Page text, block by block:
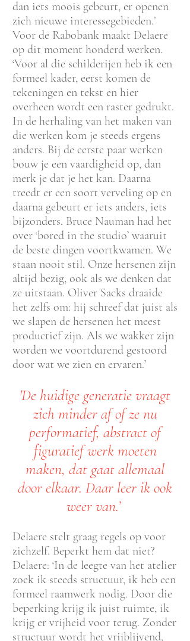
dan iets moois gebeurt, er openen
zich nieuwe interessegebieden.’
Voor de Rabobank maakt Delaere
op dit moment honderd werken.
‘Voor al die schilderijen heb ik een
formeel kader, eerst komen de
tekeningen en tekst en hier
overheen wordt een raster gedrukt.
In de herhaling van het maken van
die werken kom je steeds ergens
anders. Bij de eerste paar werken
bouw je een vaardigheid op, dan
merk je dat je het kan. Daarna
treedt er een soort verveling op en
daarna gebeurt er iets anders, iets
bijzonders. Bruce Nauman had het
over ‘bored in the studio’ waaruit
de beste dingen voortkwamen. We
staan nooit stil. Onze hersenen zijn
altijd bezig, ook als we denken dat
ze uitstaan. Oliver Sacks draaide
het zelfs om: hij schreef dat juist als
we slapen de hersenen het meest
productief zijn. Als we wakker zijn
worden we voortdurend gestoord
door wat we zien en ervaren.’
'De huidige generatie vraagt
zich minder af of ze nu
performatief, abstract of
figuratief werk moeten
maken, dat gaat allemaal
door elkaar. Daar leer ik ook
weer van.’
Delaere stelt graag regels op voor
zichzelf. Beperkt hem dat niet?
Delaere: ‘In de leegte van het atelier
zoek ik steeds structuur, ik heb een
formeel raamwerk nodig. Door die
beperking krijg ik juist ruimte, ik
krijg er vrijheid voor terug. Zonder
structuur wordt het vrijblijvend,